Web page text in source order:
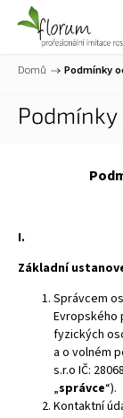
Domů / Podmínky
I.
Základní
Správcem
Evropského
fyzických
a o volném
s.r.o IČ:
„správce“).
Kontaktní